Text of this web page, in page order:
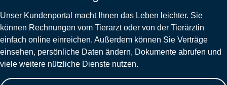
Unser Kundenportal macht Ihnen das Leben leichter. Sie
können Rechnungen vom Tierarzt oder von der Tierärztin
einfach online einreichen. Außerdem können Sie Verträge
einsehen, persönliche Daten ändern, Dokumente abrufen und
viele weitere nützliche Dienste nutzen.